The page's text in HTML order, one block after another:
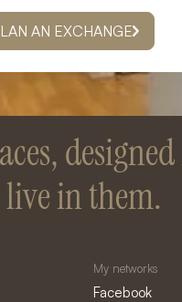
AN EXCHANGE
in them.
My networks
Facebook